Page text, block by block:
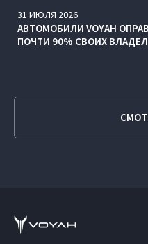
31 ИЮЛЯ 2026
АВТОМОБИЛИ VOYAH
ПОЧТИ 90% СВОИХ